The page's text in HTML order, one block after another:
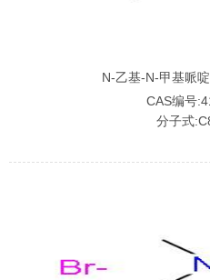
N-乙基-N-甲基哌
CAS编号
分子式